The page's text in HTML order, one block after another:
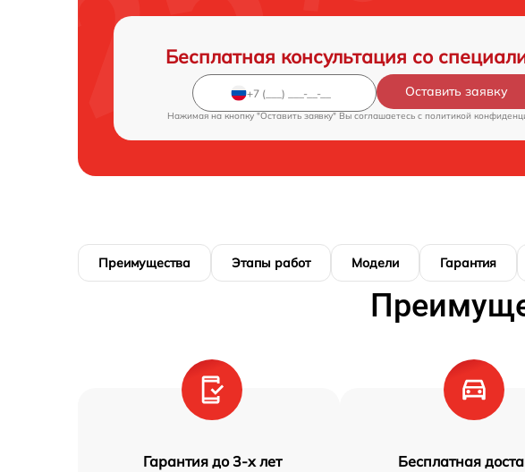
Бесплатная консультация со
Оставить заявку
Нажимая на кнопку "Оставить заявку" Вы соглашаетесь c политикой
Преимущества Этапы работ Модели Гарантия
Гарантия до 3-х лет Бесплатная